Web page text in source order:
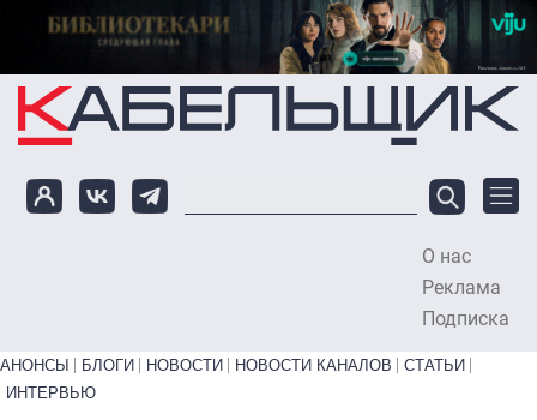
Перейти к основному содержанию
О нас
Реклама
Подписка
Primary links bottom
АНОНСЫ БЛОГИ НОВОСТИ НОВОСТИ КАНАЛОВ
СТАТЬИ
ИНТЕРВЬЮ